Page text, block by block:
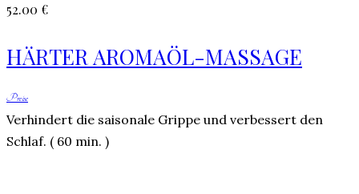
52.00 €
HÄRTER AROMAÖL-MASSAGE
Preise
Verhindert die saisonale Grippe und verbessert den
Schlaf. ( 60 min. )